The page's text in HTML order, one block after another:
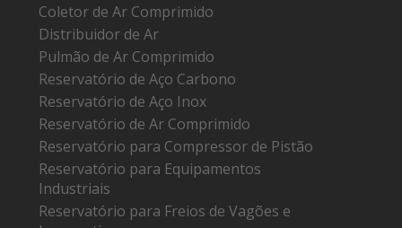
Coletor de Ar Comprimido
Distribuidor de Ar
Pulmão de Ar Comprimido
Reservatório de Aço Carbono
Reservatório de Aço Inox
Reservatório de Ar Comprimido
Reservatório para Compressor de Pistão
Reservatório para Equipamentos
Industriais
Reservatório para Freios de Vagões e